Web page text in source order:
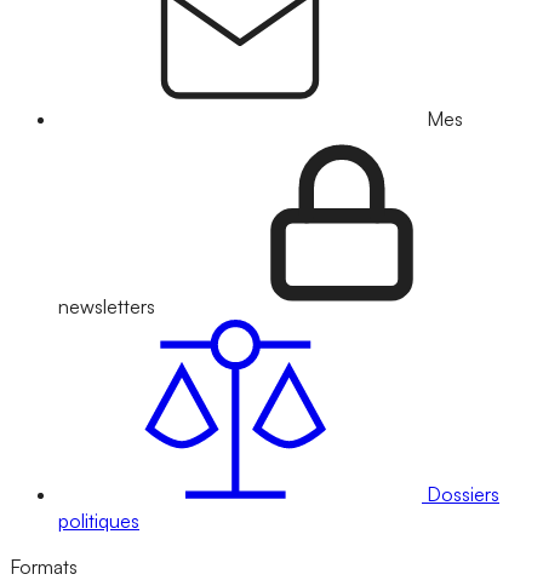
Mes
newsletters
Dossiers
politiques
Formats